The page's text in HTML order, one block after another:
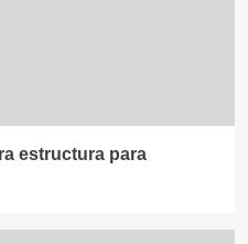
estructura para